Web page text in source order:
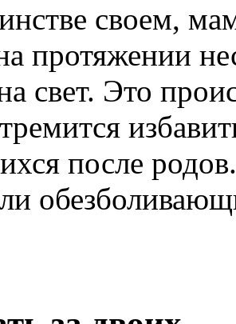
своем,
протяжении
свет. Это
после